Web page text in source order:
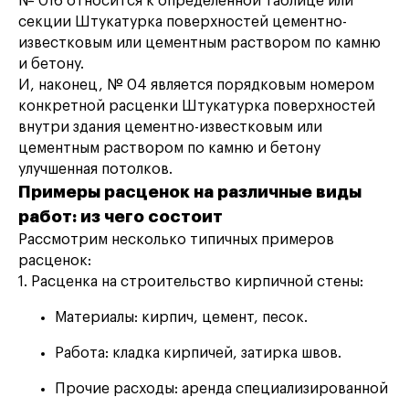
секции Штукатурка поверхностей цементно-
известковым или цементным раствором по камню
и бетону.
И, наконец, № 04 является порядковым номером
конкретной расценки Штукатурка поверхностей
внутри здания цементно-известковым или
цементным раствором по камню и бетону
улучшенная потолков.
Примеры расценок на различные виды
работ: из чего состоит
Рассмотрим несколько типичных примеров
расценок:
1. Расценка на строительство кирпичной стены:
Материалы: кирпич, цемент, песок.
Работа: кладка кирпичей, затирка швов.
Прочие расходы: аренда специализированной